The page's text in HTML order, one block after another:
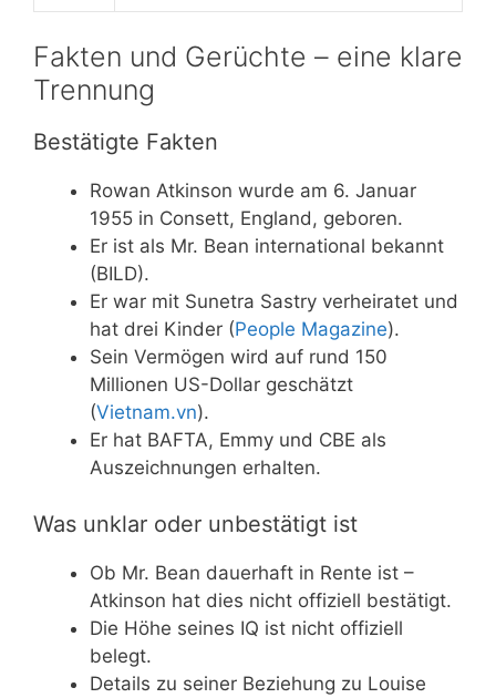
Fakten und Gerüchte – eine klare
Trennung
Bestätigte Fakten
Rowan Atkinson wurde am 6. Januar
1955 in Consett, England, geboren.
Er ist als Mr. Bean international bekannt
(BILD).
Er war mit Sunetra Sastry verheiratet und
hat drei Kinder (People Magazine).
Sein Vermögen wird auf rund 150
Millionen US-Dollar geschätzt
(Vietnam.vn).
Er hat BAFTA, Emmy und CBE als
Auszeichnungen erhalten.
Was unklar oder unbestätigt ist
Ob Mr. Bean dauerhaft in Rente ist –
Atkinson hat dies nicht offiziell bestätigt.
Die Höhe seines IQ ist nicht offiziell
belegt.
Details zu seiner Beziehung zu Louise